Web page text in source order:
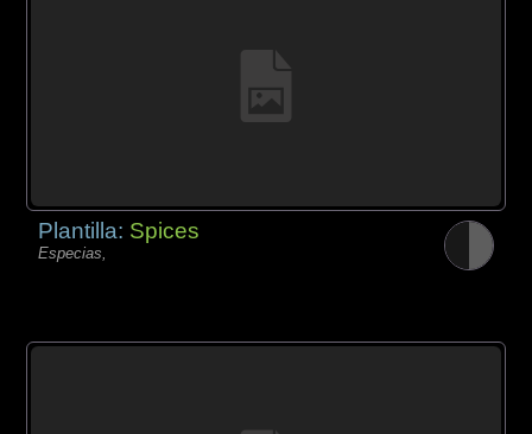
Plantilla: Spices
Especias,